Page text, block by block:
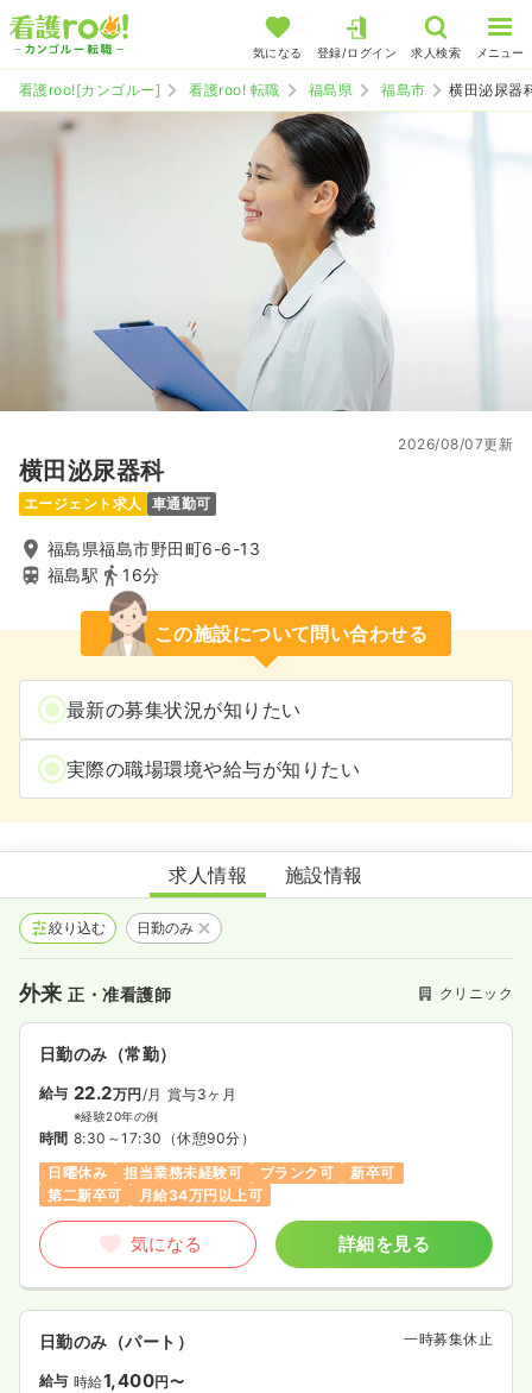
気になる 登録/ログイン 求人検索 メニュー
看護roo![カンゴルー] 看護roo! 転職 福島県 福島市 横田泌尿器
横田泌尿器科
2026/08/07更新
エージェント求人 車通勤可
福島県福島市野田町6-6-13
福島駅
16分
この施設について問い合わせる
最新の募集状況が知りたい
実際の職場環境や給与が知りたい
横田泌尿器科
求人情報 施設情報
絞り込む 日勤のみ
外来正・准看護師 クリニック
日勤のみ（常勤）
給与 22.2万円/月 賞与3ヶ月
※経験20年の例
時間 8:30～17:30 （休憩90分）
日曜休み
担当業務未経験可 ブランク可
新卒可
第二新卒可
月給34万円以上可
気になる 詳細を見る
日勤のみ（パート） 一時募集休止
給与 時給1,400円〜